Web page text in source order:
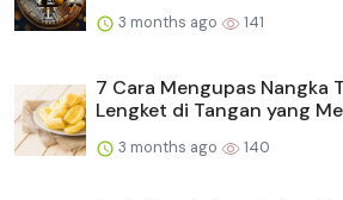
3 months ago 141
7 Cara Mengupas Nangka
Lengket di Tangan yang
3 months ago 140